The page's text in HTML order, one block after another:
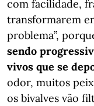
com facilidade,
transformarem
problema”,
sendo
vivos que se
odor, muitos
os bivalves vão